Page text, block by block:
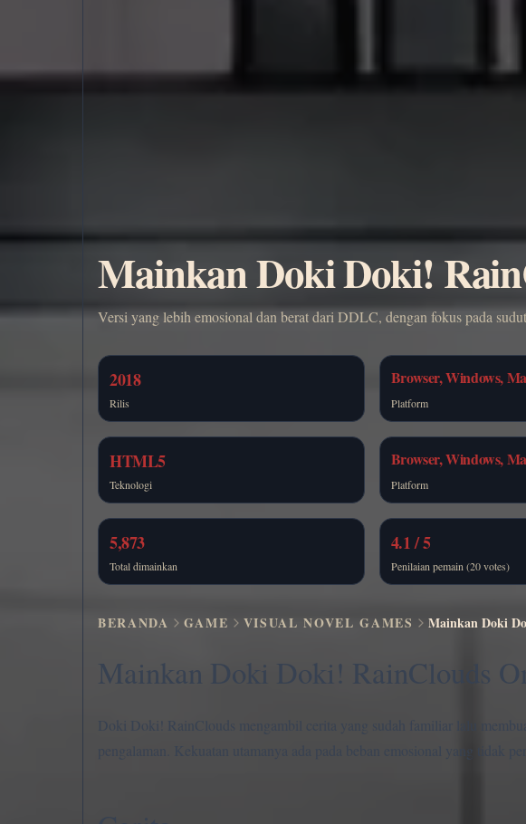
Mainkan Doki Doki!
Versi yang lebih emosional dan berat dari DDLC, dengan fokus pada
2018
Rilis
Browser, Windows,
Platform
HTML5
Teknologi
Browser, Windows,
Platform
5,873
Total dimainkan
4.1 / 5
Penilaian pemain (20 votes)
BERANDA GAME VISUAL NOVEL GAMES Mainkan Doki
Mainkan Doki Doki! RainClouds
Doki Doki! RainClouds mengambil cerita yang sudah familiar lalu
pengalaman. Kekuatan utamanya ada pada beban emosional yang tidak